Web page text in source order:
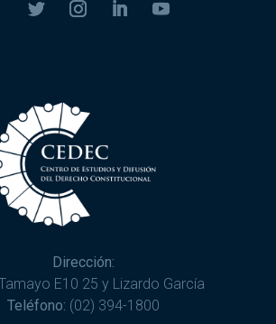
Dirección:
E10 25 y Lizardo García
Teléfono: (02) 394-1800